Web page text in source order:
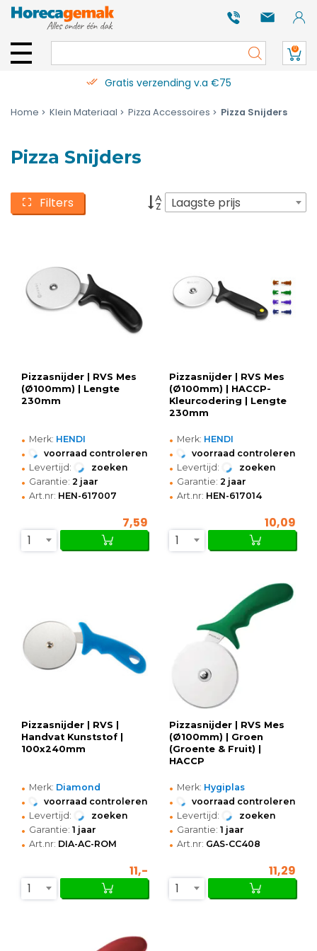
0
Gratis verzending v.a €75
Home Klein Materiaal Pizza Accessoires Pizza Snijders
Pizza Snijders
Filters Laagste prijs
Pizzasnijder | RVS Mes
(Ø100mm) | Lengte
230mm
• Merk: HENDI
• voorraad controleren
• Levertijd: zoeken
• Garantie: 2 jaar
• Art.nr: HEN-617007
7,59
1
Pizzasnijder | RVS Mes
(Ø100mm) | HACCP-
Kleurcodering | Lengte
230mm
• Merk: HENDI
• voorraad controleren
• Levertijd: zoeken
• Garantie: 2 jaar
• Art.nr: HEN-617014
10,09
1
Pizzasnijder | RVS |
Handvat Kunststof |
100x240mm
• Merk: Diamond
• voorraad controleren
• Levertijd: zoeken
• Garantie: 1 jaar
• Art.nr: DIA-AC-ROM
11,-
1
Pizzasnijder | RVS Mes
(Ø100mm) | Groen
(Groente & Fruit) |
HACCP
• Merk: Hygiplas
• voorraad controleren
• Levertijd: zoeken
• Garantie: 1 jaar
• Art.nr: GAS-CC408
11,29
1